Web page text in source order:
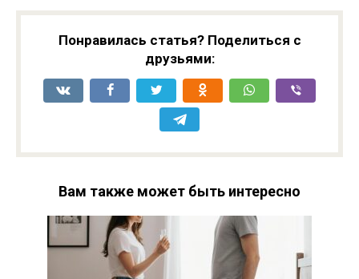
Понравилась статья? Поделиться с
друзьями:
Вам также может быть интересно